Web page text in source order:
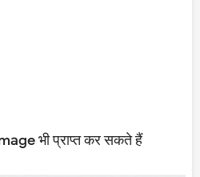
भी प्राप्त कर सकते हैं